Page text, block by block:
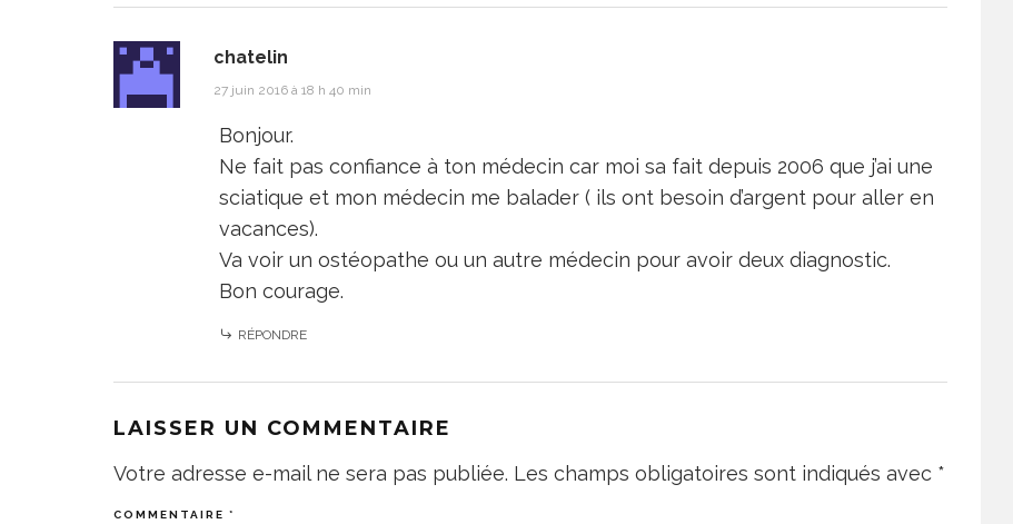
chatelin
27 juin 2016 à 18 h 40 min
Bonjour.
Ne fait pas confiance à ton médecin car moi sa fait depuis 2006 que j’ai une
sciatique et mon médecin me balader ( ils ont besoin d’argent pour aller en
vacances).
Va voir un ostéopathe ou un autre médecin pour avoir deux diagnostic.
Bon courage.
RÉPONDRE
LAISSER UN COMMENTAIRE
Votre adresse e-mail ne sera pas publiée. Les champs obligatoires sont indiqués avec *
COMMENTAIRE *